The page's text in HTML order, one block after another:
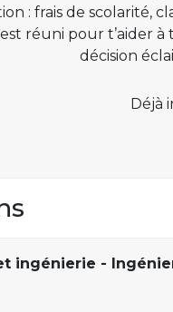
: frais de scolarité,
réuni pour t’aider
décision
Déjà
ingénierie -